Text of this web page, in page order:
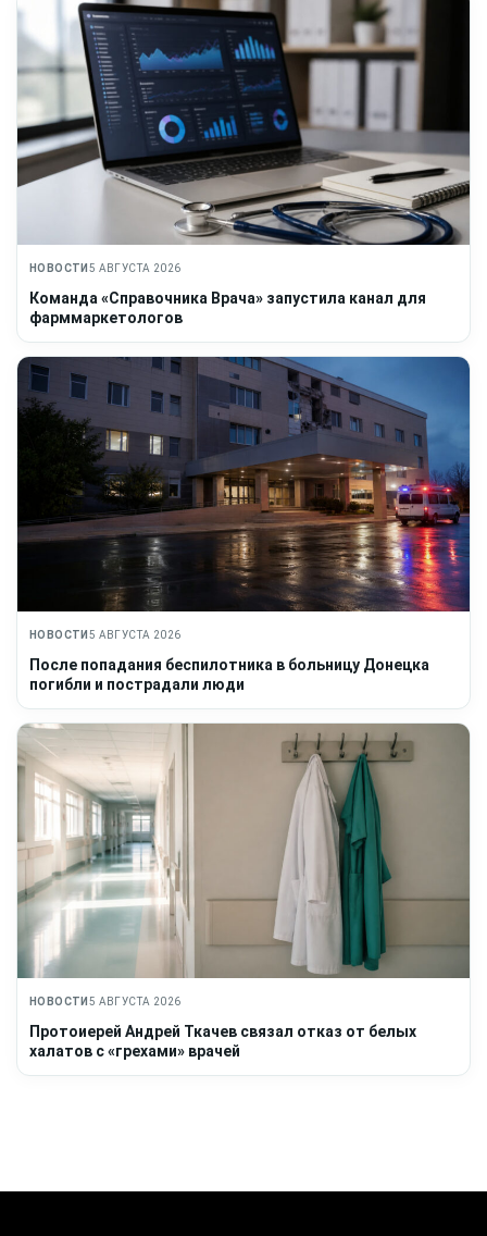
НОВОСТИ 5 АВГУСТА 2026
Команда «Справочника Врача» запустила канал для
фарммаркетологов
НОВОСТИ 5 АВГУСТА 2026
После попадания беспилотника в больницу Донецка
погибли и пострадали люди
НОВОСТИ 5 АВГУСТА 2026
Протоиерей Андрей Ткачев связал отказ от белых
халатов с «грехами» врачей